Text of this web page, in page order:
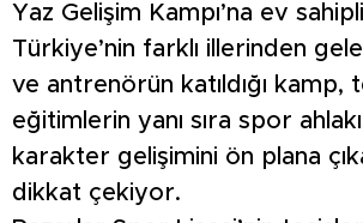
Yaz Gelişim Kampı’na ev
Türkiye’nin farklı illerinden
ve antrenörün katıldığı kamp,
eğitimlerin yanı sıra spor
karakter gelişimini ön plana
dikkat çekiyor.